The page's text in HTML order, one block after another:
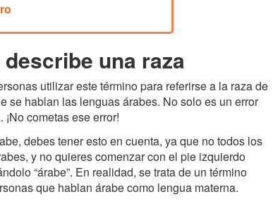
una raza
utilizar este término para referirse a la raza de
se hablan las lenguas árabes. No solo es un error
cometas ese error!
debes tener esto en cuenta, ya que no todos los
y no quieres comenzar con el pie izquierdo
“árabe”. En realidad, se trata de un término
que hablan árabe como lengua materna.